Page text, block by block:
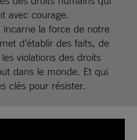
avec courage.
la force de notre
d’établir des faits, de
violations des droits
dans le monde. Et qui
clés pour résister.